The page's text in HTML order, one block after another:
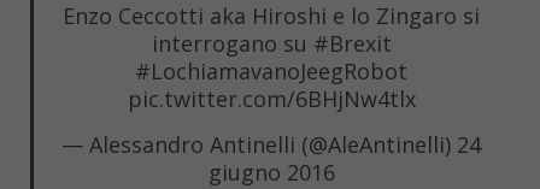
Enzo Ceccotti aka Hiroshi e lo Zingaro si
interrogano su #Brexit
#LochiamavanoJeegRobot
pic.twitter.com/6BHjNw4tlx
— Alessandro Antinelli (@AleAntinelli) 24
giugno 2016